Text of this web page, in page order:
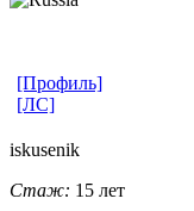
[Профиль]
[ЛС]
iskusenik
Стаж: 15 лет